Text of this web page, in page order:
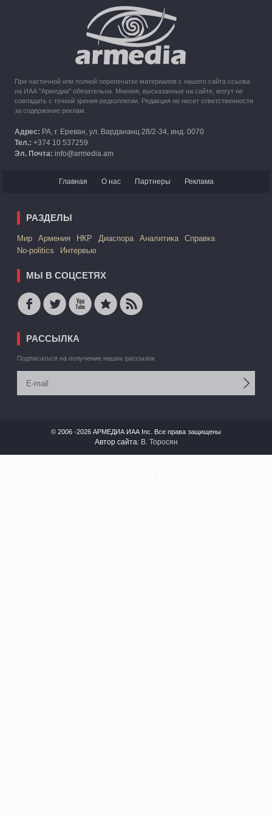
Кипр рассматривает возможность размещения беженцев
из Карабаха
При частичной или полной перепечатке материалов с нашего сайта ссылка
на ИАА "Армедиа" обязательна. Мнения, высказанные на сайте, могут не
совпадать с точкой зрения редколлегии. Редакция не несет ответственности
за содержание реклам.
Адрес: РА, г. Ереван, ул. Вардананц 28/2-34, инд. 0070
Тел.: +374 10 537259
Эл. Почта: info@armedia.am
Главная О нас Партнеры Реклама
РАЗДЕЛЫ
Mир Армения НКР Диаспора Аналитика
Справка
No-politics
Интервью
МЫ В СОЦСЕТЯХ
РАССЫЛКА
Подписаться на получение наших рассылок
© 2006 -2026 АРМЕДИА ИАА Inc. Все права защищены
Автор сайта: В. Торосян